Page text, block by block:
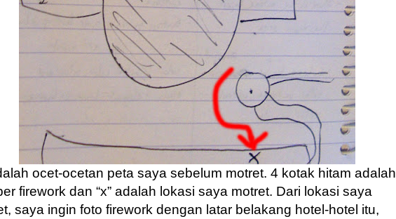
ocet-ocetan peta saya sebelum motret. 4 kotak hitam adalah
firework dan “x” adalah lokasi saya motret. Dari lokasi saya
saya ingin foto firework dengan latar belakang hotel-hotel itu,